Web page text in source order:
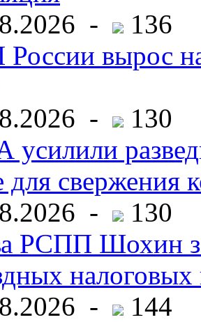
-
136
вырос
-
130
для свержения
-
130
РСПП Шохин
налоговых
-
144